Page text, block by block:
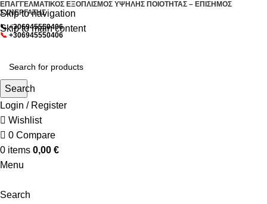
Skip to navigation
Skip to main content
ΕΠΑΓΓΕΛΜΑΤΙΚΟΣ ΕΞΟΠΛΙΣΜΟΣ ΥΨΗΛΗΣ ΠΟΙΟΤΗΤΑΣ – ΕΠΙΣΗΜΟΣ
ΣΥΝΕΡΓΑΤΗΣ
📞+306945550406
📞 +306945550406
Search
Login / Register
Wishlist
0 Compare
0 items 0,00 €
Menu
Search